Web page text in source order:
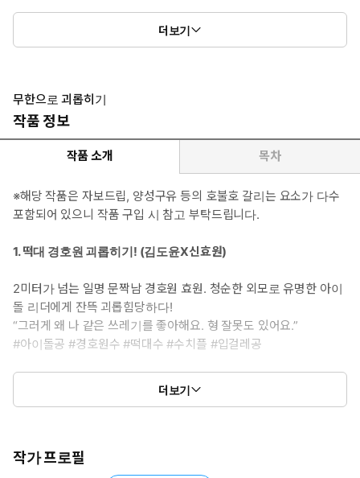
*공감 글귀: “그러게 왜 나 같은 쓰레기를 좋아해요. 형 잘못도 있어
더보기
무한으로 괴롭히기
작품 정보
작품 소개 목차
※해당 작품은 자보드립, 양성구유 등의 호불호 갈리는 요소가 다수
포함되어 있으니 작품 구입 시 참고 부탁드립니다.
1. 떡대 경호원 괴롭히기! (김도윤X신효원)
2미터가 넘는 일명 문짝남 경호원 효원. 청순한 외모로 유명한 아이
돌 리더에게 잔뜩 괴롭힘당하다!
“그러게 왜 나 같은 쓰레기를 좋아해요. 형 잘못도 있어요.”
#아이돌공 #경호원수 #떡대수 #수치플 #입걸레공
2. 모럴 없는 알파들은 정말 너무해!
#트러커공 #까칠수, 히키코모리공 #방치플, #순진수 #갱뱅물
더보기
작가 프로필